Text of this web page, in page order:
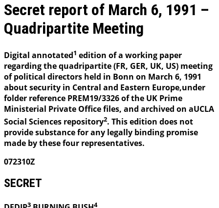
Secret report of March 6, 1991 –
Quadripartite Meeting
Digital annotated1 edition of a working paper
regarding the quadripartite (FR, GER, UK, US) meeting
of political directors held in Bonn on March 6, 1991
about security in Central and Eastern Europe,under
folder reference PREM19/3326 of the UK Prime
Ministerial Private Office files, and archived on aUCLA
Social Sciences repository2. This edition does not
provide substance for any legally binding promise
made by these four representatives.
072310Z
SECRET
3 4